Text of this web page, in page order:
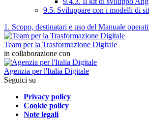
9.5. Sviluppare con i modelli di
1. Scopo, destinatari e uso del Manuale
Team per la Trasformazione Digitale
in collaborazione con
Agenzia per l'Italia Digitale
Seguici su
Privacy policy
Cookie policy
Note legali